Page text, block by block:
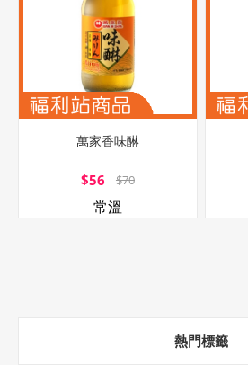
萬家香味醂
$56 $70
常溫
熱門標籤